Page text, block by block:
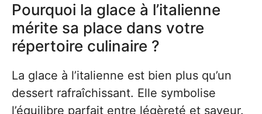
Pourquoi la glace à l’italienne
mérite sa place dans votre
répertoire culinaire ?
La glace à l’italienne est bien plus qu’un
dessert rafraîchissant. Elle symbolise
l’équilibre parfait entre légèreté et saveur.